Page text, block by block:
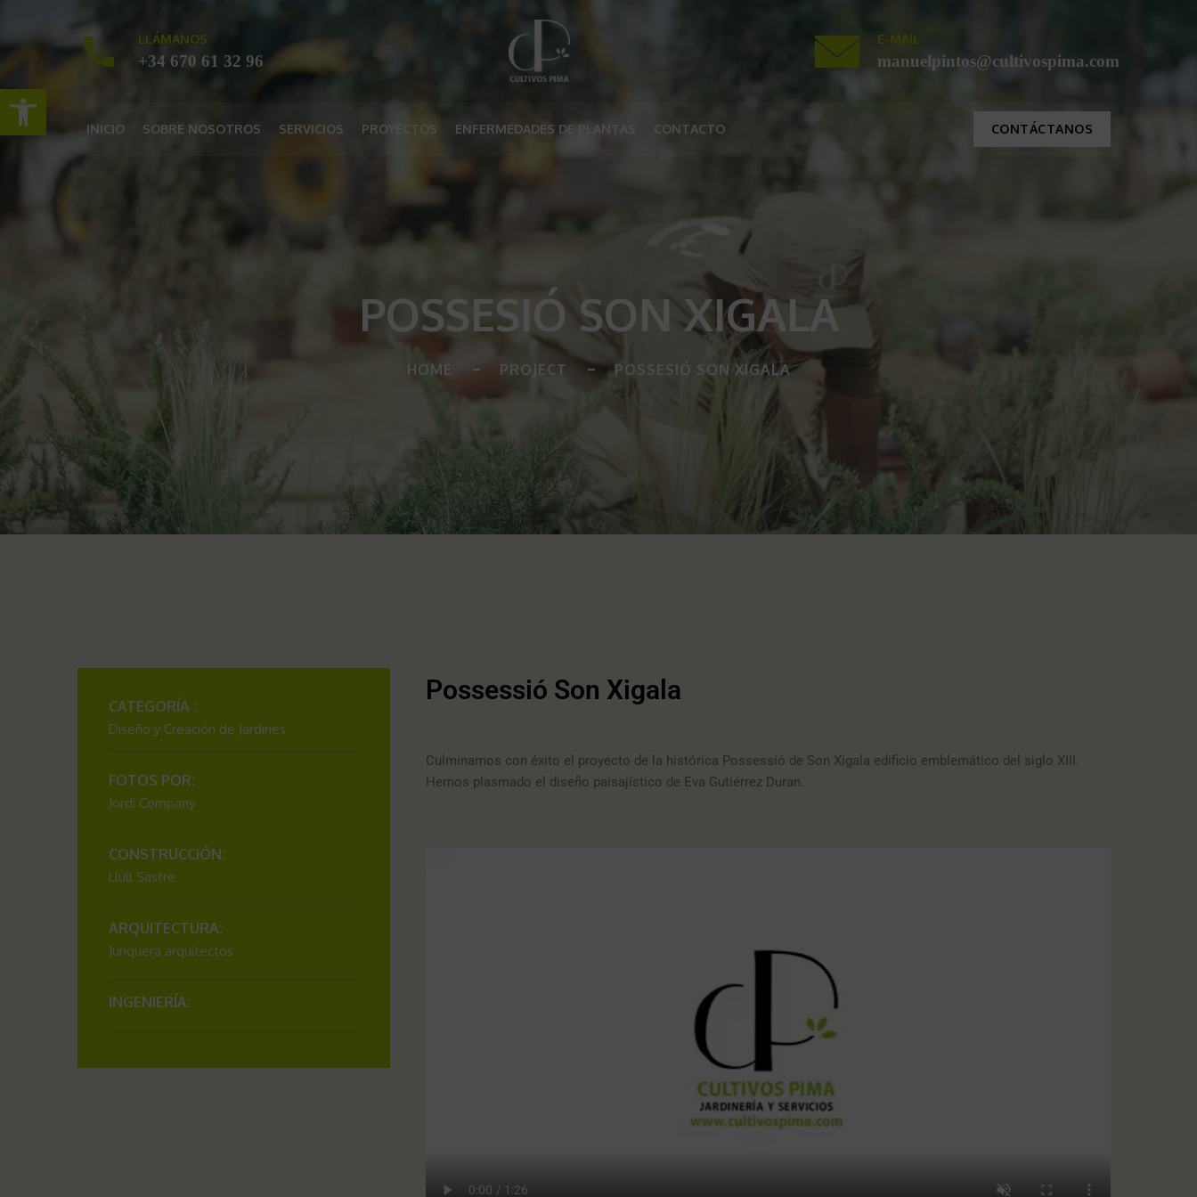
Abrir barra de herramientas
LLÁMANOS
+34 670 61 32 96
E-MAIL
manuelpintos@cultivospima.com
INICIO SOBRE NOSOTROS SERVICIOS PROYECTOS ENFERMEDADES DE PLANTAS CONTACTO CONTÁCTANOS
POSSESIÓ SON XIGALA
HOME PROJECT POSSESIÓ SON XIGALA
CATEGORÍA :
Diseño y Creación de Jardines
FOTOS POR:
Jordi Company
CONSTRUCCIÓN:
Llull Sastre
ARQUITECTURA:
Junquera arquitectos
INGENIERÍA:
Possessió Son Xigala
Culminamos con éxito el proyecto de la histórica Possessió de Son Xigala edificio emblemático del siglo XIII.
Hemos plasmado el diseño paisajístico de Eva Gutiérrez Duran.